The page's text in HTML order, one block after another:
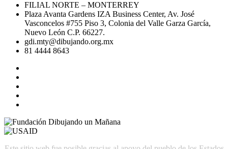
FILIAL NORTE – MONTERREY
Plaza Avanta Gardens IZA Business Center, Av. José
Vasconcelos #755 Piso 3, Colonia del Valle Garza García,
Nuevo León C.P. 66227.
gdi.mty@dibujando.org.mx
81 4444 8643